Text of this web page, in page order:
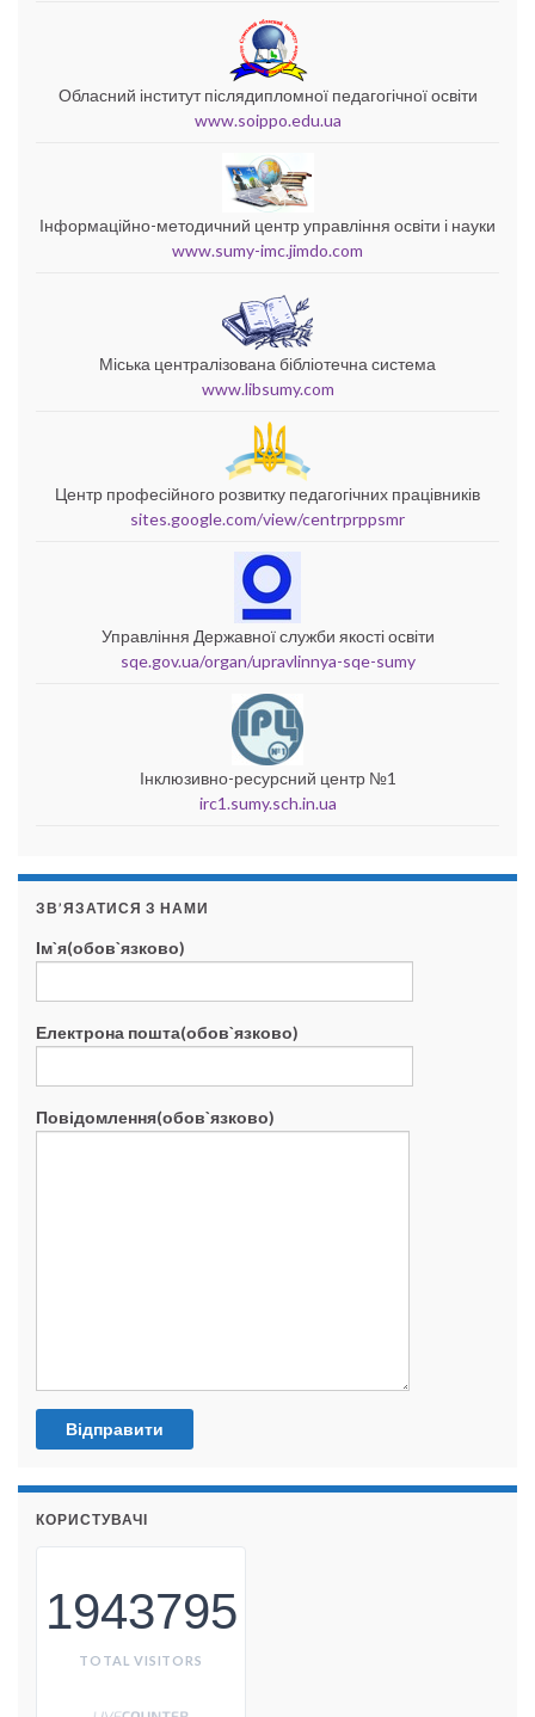
Обласний інститут післядипломної педагогічної освіти
www.soippo.edu.ua
Інформаційно-методичний центр управління освіти і науки
www.sumy-imc.jimdo.com
Міська централізована бібліотечна система
www.libsumy.com
Центр професійного розвитку педагогічних працівників
sites.google.com/view/centrprppsmr
Управління Державної служби якості освіти
sqe.gov.ua/organ/upravlinnya-sqe-sumy
Інклюзивно-ресурсний центр №1
irc1.sumy.sch.in.ua
ЗВ’ЯЗАТИСЯ З НАМИ
Ім`я(обов`язково)
Електрона пошта(обов`язково)
Повідомлення(обов`язково)
КОРИСТУВАЧІ
1943795
TOTAL VISITORS